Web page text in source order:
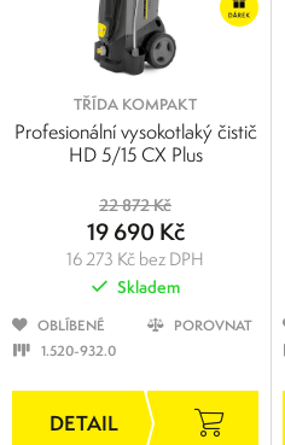
TŘÍDA KOMPAKT
Profesionální vysokotlaký čistič
HD 5/15 CX Plus
22 872 Kč
19 690 Kč
16 273 Kč bez DPH
Skladem
OBLÍBENÉ
POROVNAT
1.520-932.0